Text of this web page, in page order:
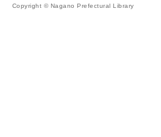
Copyright © Nagano Prefectural Library